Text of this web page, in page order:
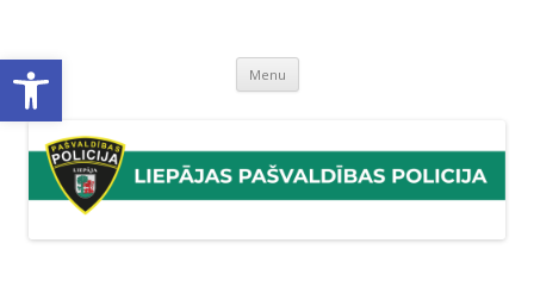
Open toolbar Menu Skip
content